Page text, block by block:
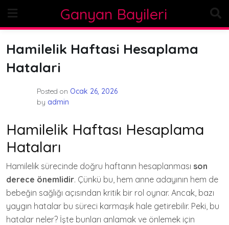
content
Ganyan Bayileri
Hamilelik Haftasi Hesaplama
Hatalari
Posted on Ocak 26, 2026
by admin
Hamilelik Haftası Hesaplama
Hataları
Hamilelik sürecinde doğru haftanın hesaplanması son
derece önemlidir. Çünkü bu, hem anne adayının hem de
bebeğin sağlığı açısından kritik bir rol oynar. Ancak, bazı
yaygın hatalar bu süreci karmaşık hale getirebilir. Peki, bu
hatalar neler? İşte bunları anlamak ve önlemek için